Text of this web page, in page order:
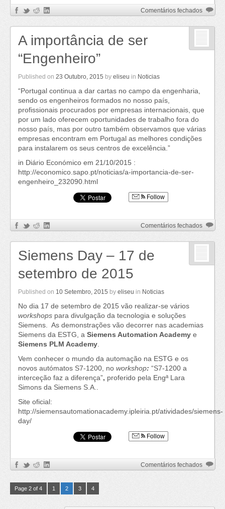
Comentários fechadosem
traz
o
futuro
A importância de ser
“Engenheiro”
Published on 23 Outubro, 2015 by eliseu in Noticias
“Portugal continua a dar cartas no campo da engenharia,
sendo os engenheiros formados no nosso país,
profissionais procurados por empresas internacionais, que
por um lado oferecem oportunidades de trabalho fora do
nosso país, mas por outro também observamos que várias
empresas encontram em Portugal as melhores condições
para instalarem os seus centros de excelência.”
in Diário Económico em 21/10/2015 :
http://economico.sapo.pt/noticias/a-importancia-de-ser-
engenheiro_232090.html
Follow
Comentários fechadosem
de
ser
Siemens Day – 17 de
setembro de 2015
Published on 10 Setembro, 2015 by eliseu in Noticias
No dia 17 de setembro de 2015 vão realizar-se vários
workshops para divulgação da tecnologia e soluções
Siemens. As demonstrações vão decorrer nas academias
Siemens da ESTG, a Siemens Automation Academy e
Siemens PLM Academy
Vem conhecer o mundo da automação na ESTG e os
novos autómatos S7-1200, no workshop: “S7-1200 a
interceção faz a diferença”, proferido pela Engª Lara
Simons da Siemens S.A..
Site oficial:
http://siemensautomationacademy.ipleiria.pt/atividades/siemens-
day/
Follow
Comentários fechadosem
Page 2 of 4 1 2 3 4